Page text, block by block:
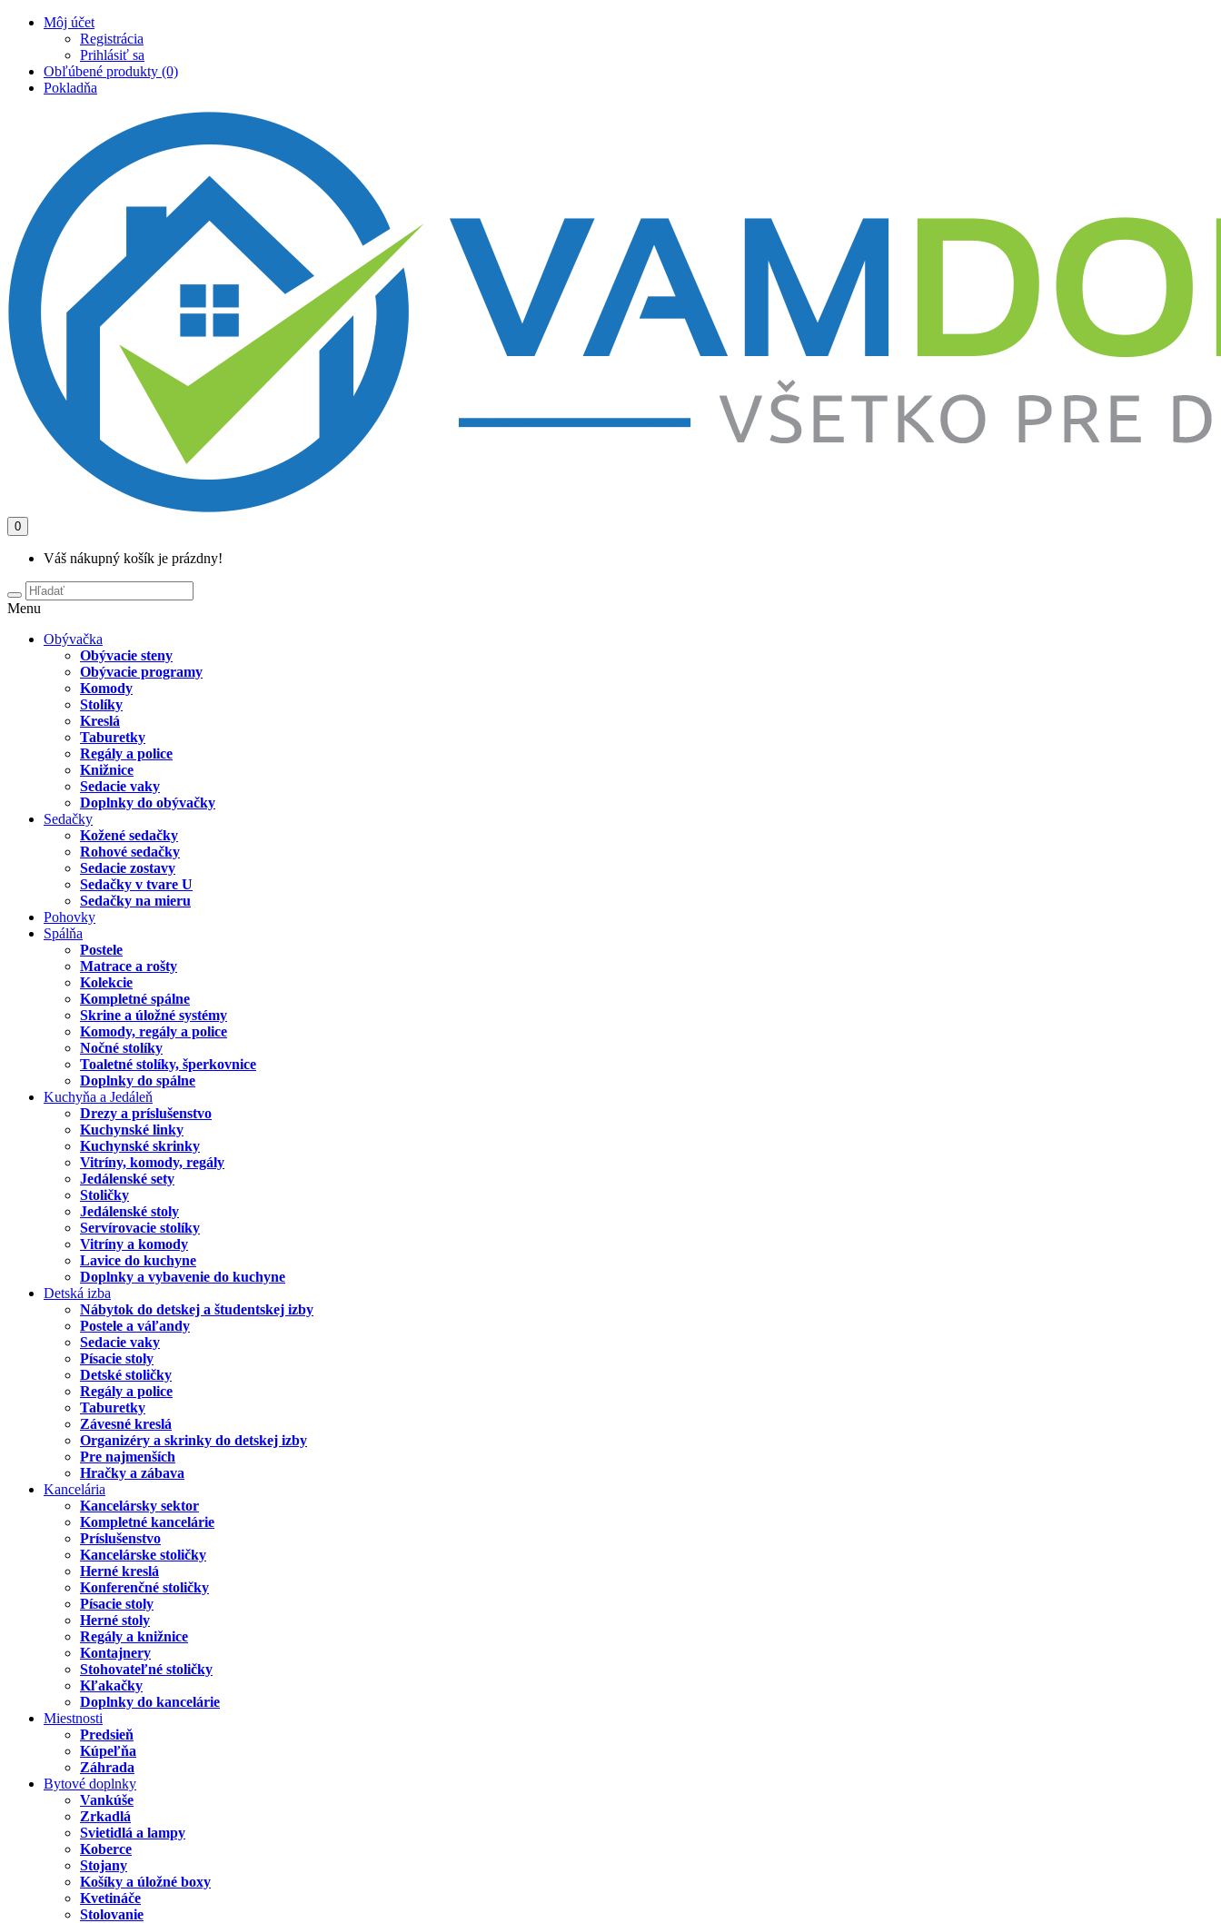
Môj účet
Registrácia
Prihlásiť sa
Obľúbené produkty (0)
Pokladňa
0
Váš nákupný košík je prázdny!
Menu
Obývačka
Obývacie steny
Obývacie programy
Komody
Stolíky
Kreslá
Taburetky
Regály a police
Knižnice
Sedacie vaky
Doplnky do obývačky
Sedačky
Kožené sedačky
Rohové sedačky
Sedacie zostavy
Sedačky v tvare U
Sedačky na mieru
Pohovky
Spálňa
Postele
Matrace a rošty
Kolekcie
Kompletné spálne
Skrine a úložné systémy
Komody, regály a police
Nočné stolíky
Toaletné stolíky, šperkovnice
Doplnky do spálne
Kuchyňa a Jedáleň
Drezy a príslušenstvo
Kuchynské linky
Kuchynské skrinky
Vitríny, komody, regály
Jedálenské sety
Stoličky
Jedálenské stoly
Servírovacie stolíky
Vitríny a komody
Lavice do kuchyne
Doplnky a vybavenie do kuchyne
Detská izba
Nábytok do detskej a študentskej izby
Postele a váľandy
Sedacie vaky
Písacie stoly
Detské stoličky
Regály a police
Taburetky
Závesné kreslá
Organizéry a skrinky do detskej izby
Pre najmenších
Hračky a zábava
Kancelária
Kancelársky sektor
Kompletné kancelárie
Príslušenstvo
Kancelárske stoličky
Herné kreslá
Konferenčné stoličky
Písacie stoly
Herné stoly
Regály a knižnice
Kontajnery
Stohovateľné stoličky
Kľakačky
Doplnky do kancelárie
Miestnosti
Predsieň
Kúpeľňa
Záhrada
Bytové doplnky
Vankúše
Zrkadlá
Svietidlá a lampy
Koberce
Stojany
Košíky a úložné boxy
Kvetináče
Stolovanie